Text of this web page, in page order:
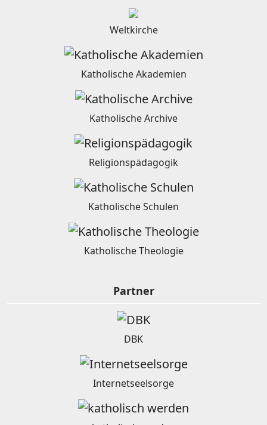
Weltkirche
Katholische Akademien
Katholische Archive
Religionspädagogik
Katholische Schulen
Katholische Theologie
Partner
DBK
Internetseelsorge